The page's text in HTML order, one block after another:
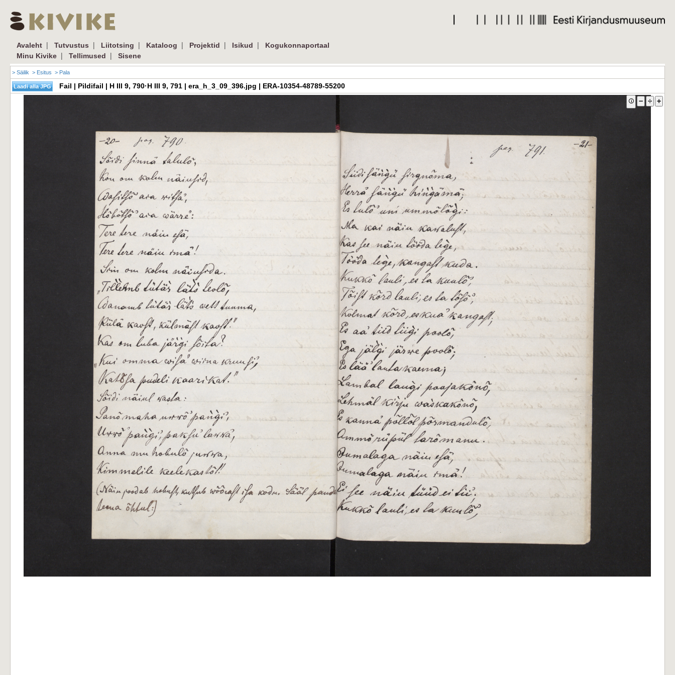
Avaleht | Tutvustus | Liitotsing | Kataloog | Projektid | Isikud |
Kogukonnaportaal
Minu Kivike | Tellimused | Sisene
> Säilik > Esitus > Pala
Fail | Pildifail | H III 9, 790·H III 9, 791 | era_h_3_09_396.jpg | ERA-10354-48789-55200